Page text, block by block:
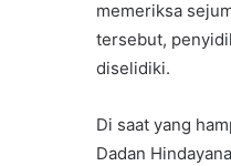
memeriksa
tersebut,
diselidiki.
Di saat yang
Dadan